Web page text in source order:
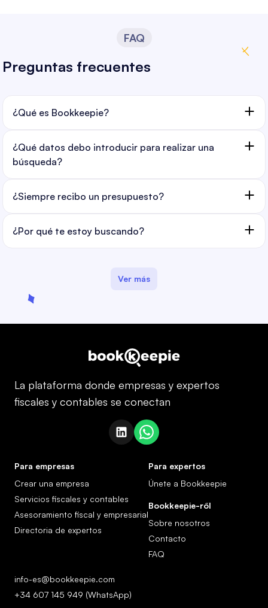
FAQ
Preguntas frecuentes
¿Qué es Bookkeepie?
¿Qué datos debo introducir para realizar una
búsqueda?
¿Siempre recibo un presupuesto?
¿Por qué te estoy buscando?
Ver más
La plataforma donde empresas y expertos
fiscales y contables se conectan
Para empresas
Crear una empresa
Servicios fiscales y contables
Asesoramiento fiscal y empresarial
Directoria de expertos
Para expertos
Únete a Bookkeepie
Bookkeepie-ről
Sobre nosotros
Contacto
FAQ
info-es@bookkeepie.com
+34 607 145 949 (WhatsApp)